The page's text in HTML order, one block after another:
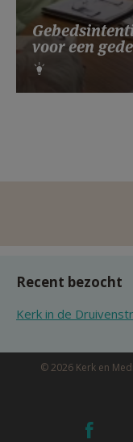
voor een
Recent bezocht
Kerk in de
© 2026 Kerk en